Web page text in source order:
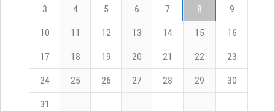
3 4 5 6 7 8 9
10 11 12 13 14 15 16
17 18 19 20 21 22 23
24 25 26 27 28 29 30
31